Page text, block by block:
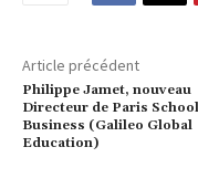
Article précédent
Philippe Jamet, nouveau
Directeur de Paris
Business (Galileo Global
Education)